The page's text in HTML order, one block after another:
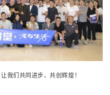
我们共同进步、共创辉煌！